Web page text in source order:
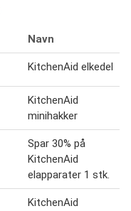
Navn
KitchenAid elkedel
KitchenAid
minihakker
Spar 30% på
KitchenAid
elapparater 1 stk.
KitchenAid